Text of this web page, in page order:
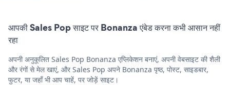
आपकी Sales Pop साइट पर Bonanza एंबेड करना कभी आसान नहीं
रहा
अपनी अनुकूलित Sales Pop Bonanza एप्लिकेशन बनाएं, अपनी वेबसाइट की शैली
और रंगों से मेल खाएं, और Sales Pop अपने Bonanza पृष्ठ, पोस्ट, साइडबार,
फुटर, या जहाँ भी आप चाहें, पर जोड़ें साइट।